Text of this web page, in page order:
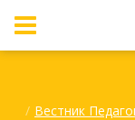
Вестник